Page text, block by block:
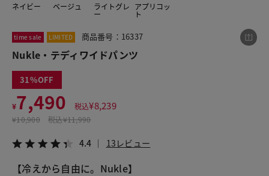
ネイビー ベージュ ライトグレ
ー
アプリコッ
ト
time sale LIMITED 商品番号：16337
Nukle・テディワイドパンツ
31
¥7,490 税込¥8,239
¥10,900 税込¥11,990
4.4 13レビュー
【冷えから自由に。Nukle】
この商品をシェアする
¥7,490
税込¥8,239